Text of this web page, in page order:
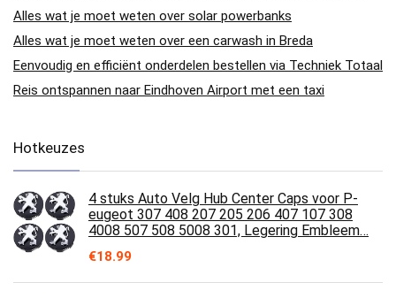
Alles wat je moet weten over solar powerbanks
Alles wat je moet weten over een carwash in Breda
Eenvoudig en efficiënt onderdelen bestellen via Techniek Totaal
Reis ontspannen naar Eindhoven Airport met een taxi
Hotkeuzes
4 stuks Auto Velg Hub Center Caps voor P-
eugeot 307 408 207 205 206 407 107 308
4008 507 508 5008 301, Legering Embleem…
€18.99